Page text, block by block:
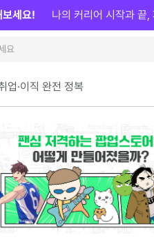
업·이직 완전 정복
보세요! 나의 커리어 시작과 끝,